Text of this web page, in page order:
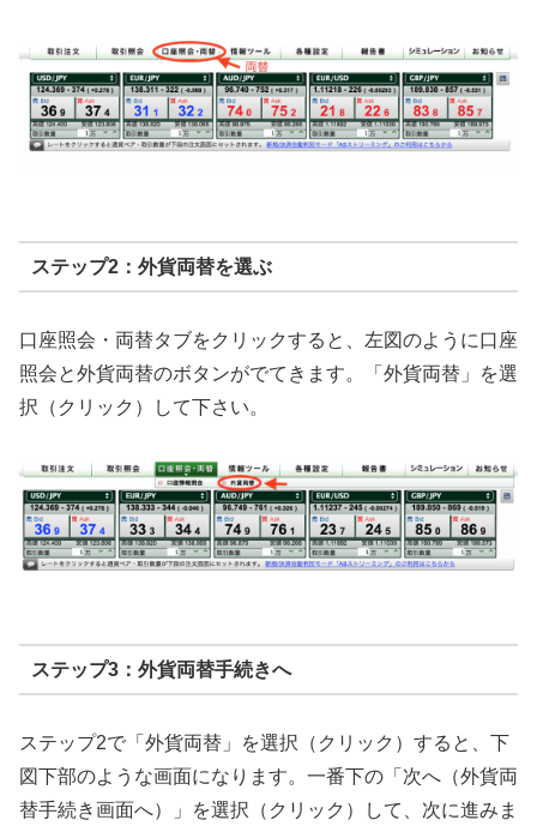
ステップ2：外貨両替を選ぶ
口座照会・両替タブをクリックすると、左図のように口座
照会と外貨両替のボタンがでてきます。「外貨両替」を選
択（クリック）して下さい。
ステップ3：外貨両替手続きへ
ステップ2で「外貨両替」を選択（クリック）すると、下
図下部のような画面になります。一番下の「次へ（外貨両
替手続き画面へ）」を選択（クリック）して、次に進みま